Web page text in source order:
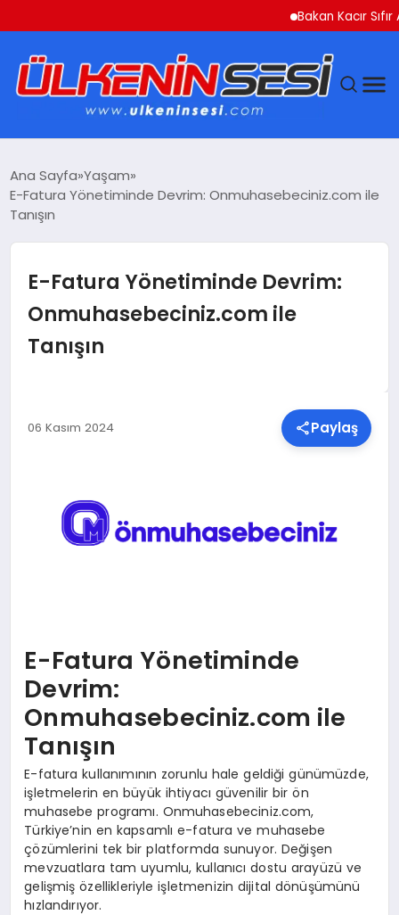
Bakan Kacır Sıfır
EKONOMI
SAĞLIK
YAŞAM
Ana Sayfa Yaşam
E-Fatura Yönetiminde Devrim: Onmuhasebeciniz.com ile
Tanışın
E-Fatura Yönetiminde Devrim:
Onmuhasebeciniz.com ile
Tanışın
06 Kasım 2024 Paylaş
E-Fatura Yönetiminde
Devrim:
Onmuhasebeciniz.com ile
Tanışın
E-fatura kullanımının zorunlu hale geldiği günümüzde,
işletmelerin en büyük ihtiyacı güvenilir bir ön
muhasebe programı. Onmuhasebeciniz.com,
Türkiye’nin en kapsamlı e-fatura ve muhasebe
çözümlerini tek bir platformda sunuyor. Değişen
mevzuatlara tam uyumlu, kullanıcı dostu arayüzü ve
gelişmiş özellikleriyle işletmenizin dijital dönüşümünü
hızlandırıyor.